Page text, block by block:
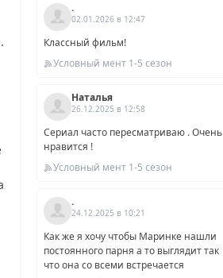
.
02.01.2026 в 12:47
Классный фильм!
Условный мент 1-5 сезон
Наталья
26.12.2025 в 12:58
Сериал часто пересматриваю . Очень
нравится !
Условный мент 1-5 сезон
.
24.12.2025 в 10:21
Как же я хочу чтобы Маринке нашли
постоянного парня а то выглядит так
что она со всеми встречается